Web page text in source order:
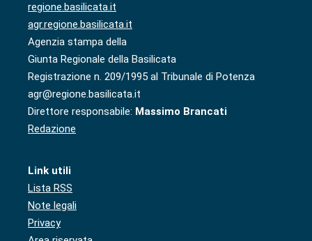
regione.basilicata.it
agr.regione.basilicata.it
Agenzia stampa della
Giunta Regionale della Basilicata
Registrazione n. 209/1995 al Tribunale di Potenza
agr@regione.basilicata.it
Direttore responsabile: Massimo Brancati
Redazione
Link utili
Lista RSS
Note legali
Privacy